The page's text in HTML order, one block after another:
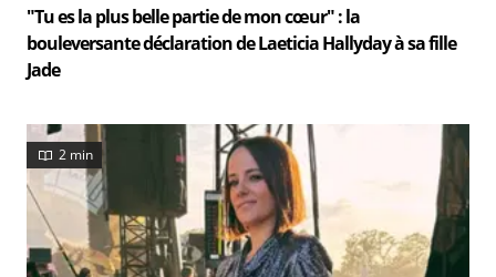
"Tu es la plus belle partie de mon cœur" : la
bouleversante déclaration de Laeticia Hallyday à sa fille
Jade
2 min